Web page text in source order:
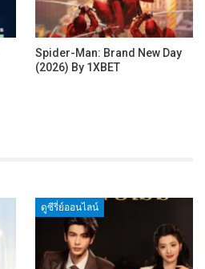
Spider-Man: Brand New Day
(2026) By 1XBET
ดูซีรี่ย์ออนไลน์